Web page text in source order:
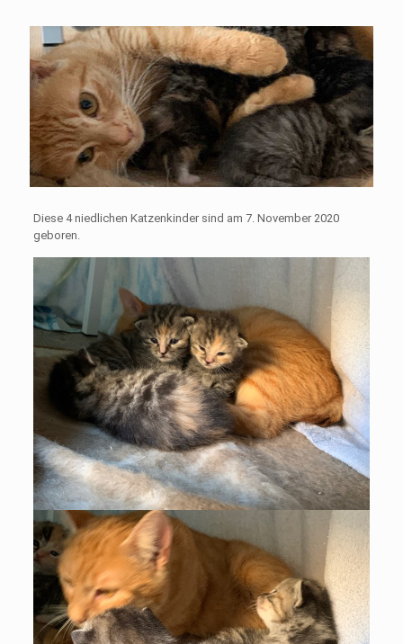
Diese 4 niedlichen Katzenkinder sind am 7. November 2020
geboren.